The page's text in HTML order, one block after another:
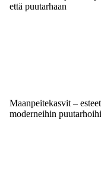
että puutarhaan
Maanpeitekasvit –
moderneihin